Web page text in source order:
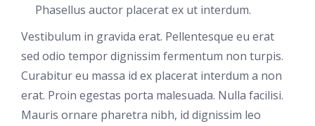
Phasellus auctor placerat ex ut interdum.
Vestibulum in gravida erat. Pellentesque eu erat
sed odio tempor dignissim fermentum non turpis.
Curabitur eu massa id ex placerat interdum a non
erat. Proin egestas porta malesuada. Nulla facilisi.
Mauris ornare pharetra nibh, id dignissim leo